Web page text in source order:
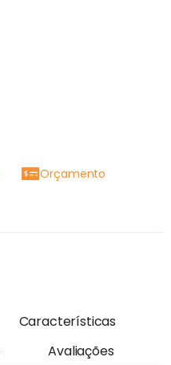
Orçamento
Características
Avaliações